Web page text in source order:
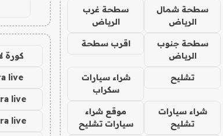
سطحة شمال
الرياض
سطحة غرب
الرياض
سطحة جنوب
الرياض
اقرب سطحة
تشليح
شراء سيارات
سكراب
شراء سيارات
تشليح
موقع شراء
سيارات تشليح
كورة
live
live
live